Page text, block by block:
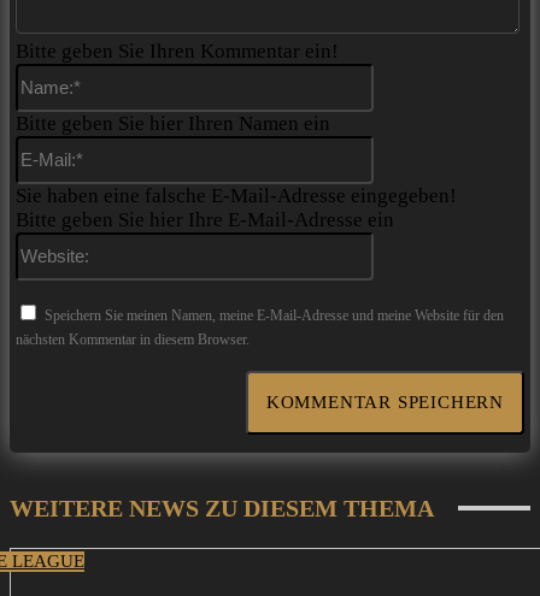
Bitte geben Sie Ihren Kommentar ein!
Bitte geben Sie hier Ihren Namen ein
Sie haben eine falsche E-Mail-Adresse eingegeben!
Bitte geben Sie hier Ihre E-Mail-Adresse ein
Speichern Sie meinen Namen, meine E-Mail-Adresse und meine Website für den
nächsten Kommentar in diesem Browser.
WEITERE NEWS ZU DIESEM THEMA
LEAGUE